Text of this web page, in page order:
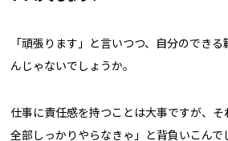
「頑張ります」と言いつつ、自分のでき
んじゃないでしょうか。
仕事に責任感を持つことは大事ですが、
全部しっかりやらなきゃ」と背負いこんで